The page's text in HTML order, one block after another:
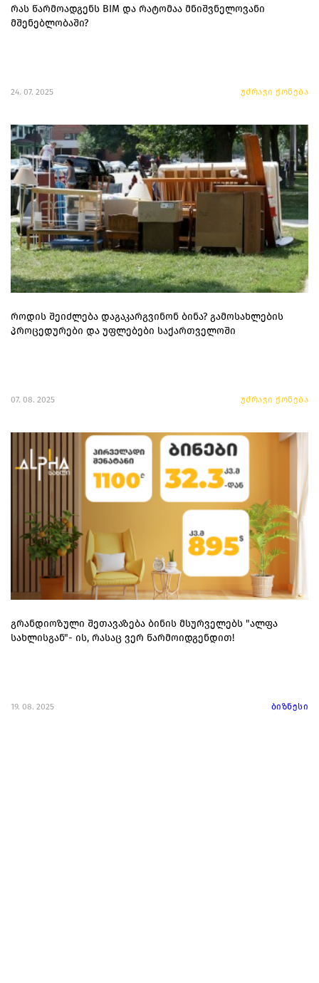
რას წარმოადგენს BIM და რატომაა მნიშვნელოვანი
მშენებლობაში?
24. 07. 2025 უძრავი ქონება
როდის შეიძლება დაგაკარგვინონ ბინა? გამოსახლების
პროცედურები და უფლებები საქართველოში
07. 08. 2025 უძრავი ქონება
გრანდიოზული შეთავაზება ბინის მსურველებს "ალფა
სახლისგან"- ის, რასაც ვერ წარმოიდგენდით!
19. 08. 2025 ბიზნესი